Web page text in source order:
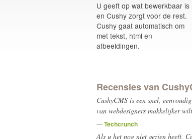
U geeft op wat bewerkbaar is
en Cushy zorgt voor de rest.
Cushy gaat automatisch om
met tekst, html en
afbeeldingen.
Recensies van
CushyCMS is een snel,
van webdesigners makkelijker
—Techcrunch
Als u het nog niet gezien heeft,